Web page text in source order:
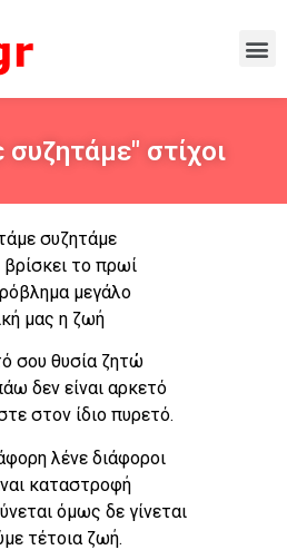
στίχοι
συζητάμε
βρίσκει το πρωί
μεγάλο
μας η ζωή
σου θυσία ζητώ
δεν είναι αρκετό
στον ίδιο πυρετό.
λένε διάφοροι
καταστροφή
όμως δε γίνεται
τέτοια ζωή.